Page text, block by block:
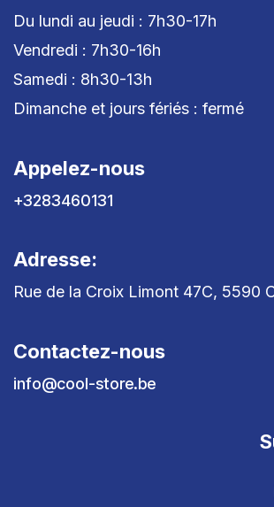
Du lundi au jeudi : 7h30-17h
Vendredi : 7h30-16h
Samedi : 8h30-13h
Dimanche et jours fériés : fermé
Appelez-nous
+3283460131
Adresse:
Rue de la Croix Limont 47C, 5590
Contactez-nous
info@cool-store.be